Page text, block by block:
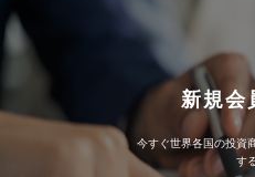
新規会
今すぐ世界各国の投資
す